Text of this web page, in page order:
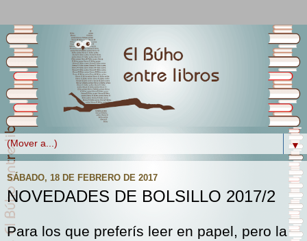
▼
SÁBADO, 18 DE FEBRERO DE 2017
NOVEDADES DE BOLSILLO 2017/2
Para los que preferís leer en papel, pero la